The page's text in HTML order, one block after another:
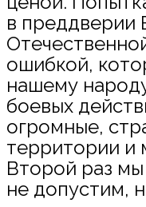
в преддверии
ошибкой,
нашему
боевых
огромные,
территории и
Второй раз
не допустим,